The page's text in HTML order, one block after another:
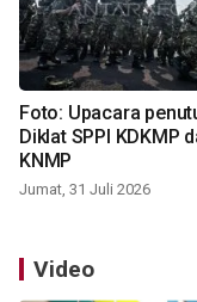
Foto: Upacara
Diklat SPPI KDKMP
KNMP
Jumat, 31 Juli 2026
Video